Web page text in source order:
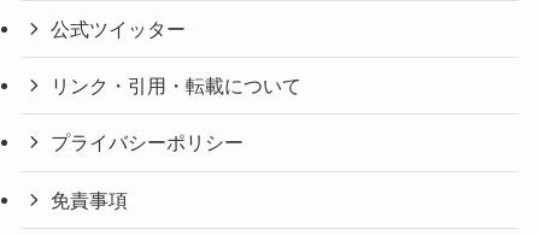
公式ツイッター
リンク・引用・転載について
プライバシーポリシー
免責事項